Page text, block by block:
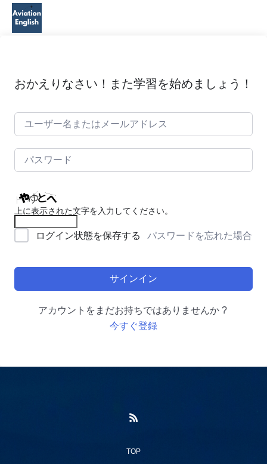
おかえりなさい！また学習を始めましょう！
上に表示された文字を入力してください。
ログイン状態を保存する パスワードを忘れた場合
サインイン
アカウントをまだお持ちではありませんか ?
今すぐ登録
TOP